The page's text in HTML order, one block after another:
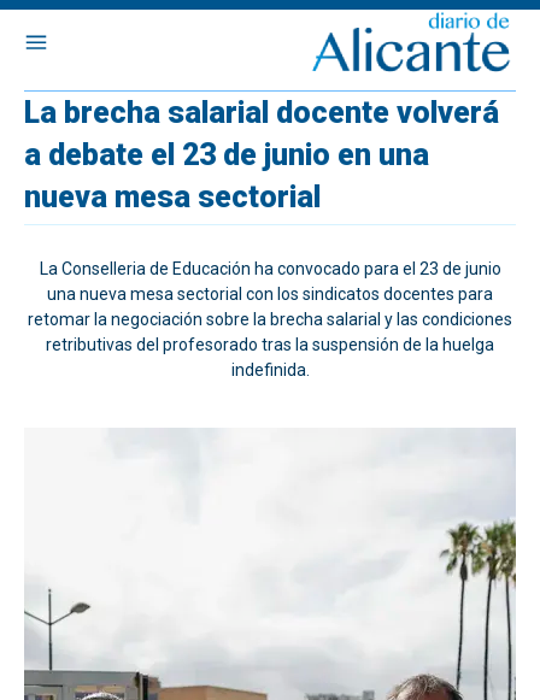
La brecha salarial docente volverá
a debate el 23 de junio en una
nueva mesa sectorial
La Conselleria de Educación ha convocado para el 23 de junio
una nueva mesa sectorial con los sindicatos docentes para
retomar la negociación sobre la brecha salarial y las condiciones
retributivas del profesorado tras la suspensión de la huelga
indefinida.